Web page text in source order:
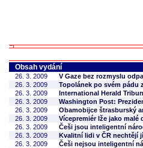
Obsah vydání
26. 3. 2009
V Gaze bez rozmyslu
26. 3. 2009
Topolánek po svém pádu
26. 3. 2009
International Herald
26. 3. 2009
Washington Post:
26. 3. 2009
Obamobijce štrasburský
26. 3. 2009
Vícepremiér lže jako malé
26. 3. 2009
Češi jsou inteligentní
26. 3. 2009
Kvalitní lidi v ČR nechtějí
26. 3. 2009
Češi nejsou inteligentní